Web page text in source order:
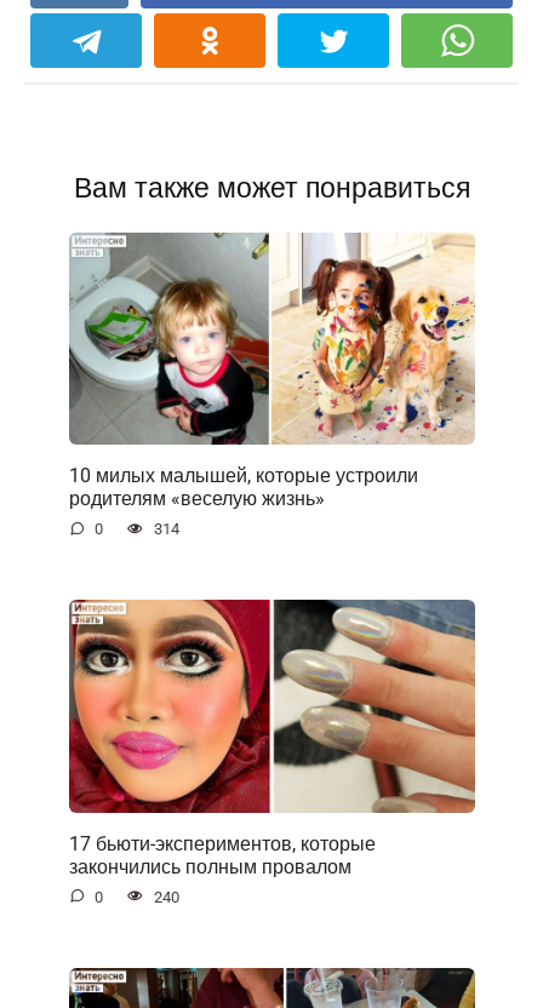
Вам также может понравиться
10 милых малышей, которые устроили
родителям «веселую жизнь»
0 314
17 бьюти-экспериментов, которые
закончились полным провалом
0 240